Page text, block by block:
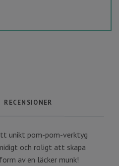
RECENSIONER
unikt pom-pom-verktyg
och roligt att skapa
av en läcker munk!